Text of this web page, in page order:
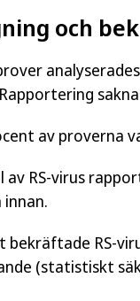
och
av proverna
av RS-virus
innan.
bekräftade RS-
(statistiskt